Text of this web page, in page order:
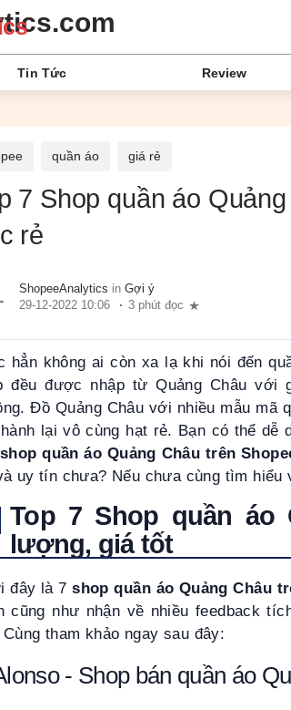
Tin Tức Review
quần áo giá rẻ
7 Shop quần áo
rẻ
ShopeeAnalytics in Gợi ý
29-12-2022 10:06
3 phút đọc
hẳn không ai còn xa lạ khi nói đến
đều được nhập từ Quảng Châu
Đồ Quảng Châu với nhiều mẫu mã
lại vô cùng hạt rẻ. Bạn có thể dễ
shop quần áo Quảng Châu trên
uy tín chưa? Nếu chưa cùng tìm hiểu
Top 7 Shop quần áo
lượng, giá tốt
đây là 7shop quần áo Quảng Châu
cũng như nhận về nhiều feedback
Cùng tham khảo ngay sau đây:
- Shop bán quần áo